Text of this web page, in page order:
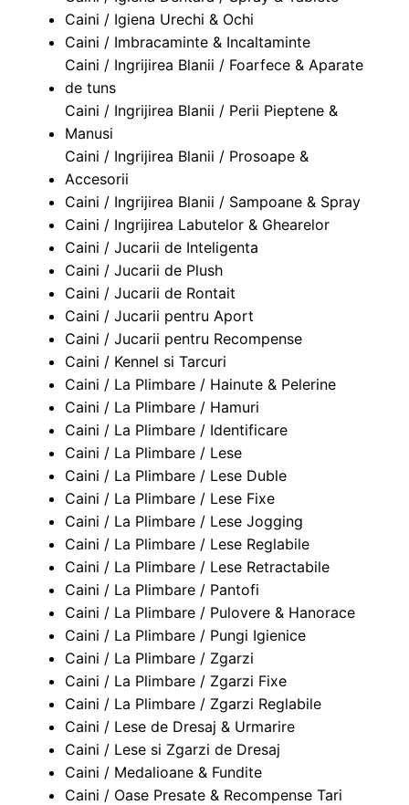
Caini / Igiena Urechi & Ochi
Caini / Imbracaminte & Incaltaminte
Caini / Ingrijirea Blanii / Foarfece & Aparate
de tuns
Caini / Ingrijirea Blanii / Perii Pieptene &
Manusi
Caini / Ingrijirea Blanii / Prosoape &
Accesorii
Caini / Ingrijirea Blanii / Sampoane & Spray
Caini / Ingrijirea Labutelor & Ghearelor
Caini / Jucarii de Inteligenta
Caini / Jucarii de Plush
Caini / Jucarii de Rontait
Caini / Jucarii pentru Aport
Caini / Jucarii pentru Recompense
Caini / Kennel si Tarcuri
Caini / La Plimbare / Hainute & Pelerine
Caini / La Plimbare / Hamuri
Caini / La Plimbare / Identificare
Caini / La Plimbare / Lese
Caini / La Plimbare / Lese Duble
Caini / La Plimbare / Lese Fixe
Caini / La Plimbare / Lese Jogging
Caini / La Plimbare / Lese Reglabile
Caini / La Plimbare / Lese Retractabile
Caini / La Plimbare / Pantofi
Caini / La Plimbare / Pulovere & Hanorace
Caini / La Plimbare / Pungi Igienice
Caini / La Plimbare / Zgarzi
Caini / La Plimbare / Zgarzi Fixe
Caini / La Plimbare / Zgarzi Reglabile
Caini / Lese de Dresaj & Urmarire
Caini / Lese si Zgarzi de Dresaj
Caini / Medalioane & Fundite
Caini / Oase Presate & Recompense Tari